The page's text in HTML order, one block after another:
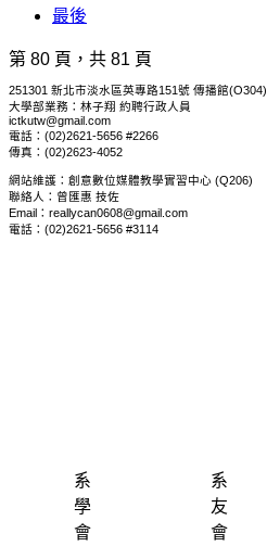
最後
第 80 頁，共 81 頁
251301 新北市淡水區英專路151號 傳播館(O304)
大學部業務：林子翔 約聘行政人員
ictkutw@gmail.com
電話：(02)2621-5656 #2266
傳真：(02)2623-4052
網站維護：創意數位媒體教學實習中心 (Q206)
聯絡人：曾匯惠 技佐
Email：reallycan0608@gmail.com
電話：(02)2621-5656 #3114
系
學
會
系
友
會